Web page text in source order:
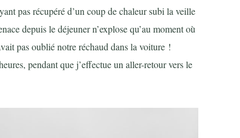
pas récupéré d’un coup de chaleur subi la veille
depuis le déjeuner n’explose qu’au moment où
pas oublié notre réchaud dans la voiture !
pendant que j’effectue un aller-retour vers le